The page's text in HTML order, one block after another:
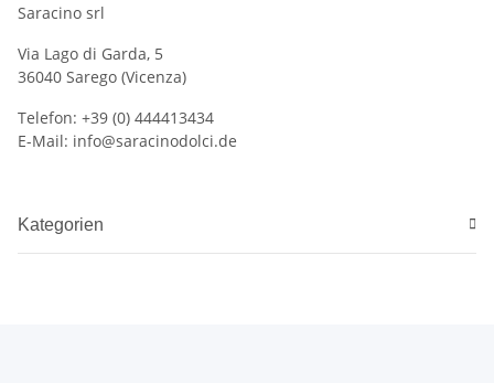
Saracino srl
Via Lago di Garda, 5
36040 Sarego (Vicenza)
Telefon: +39 (0) 444413434
E-Mail: info@saracinodolci.de
Kategorien